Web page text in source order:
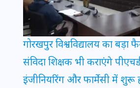
गोरखपुर विश्वविद्यालय का
संविदा शिक्षक भी कराएंगे
इंजीनियरिंग और फार्मेसी में शुरू